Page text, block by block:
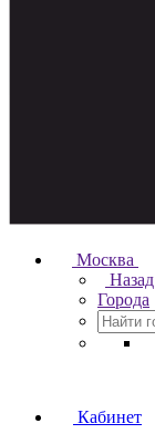
Москва
Назад
Города
Кабинет